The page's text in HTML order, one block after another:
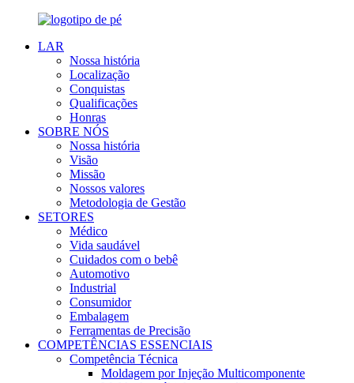
LAR
Nossa história
Localização
Conquistas
Qualificações
Honras
SOBRE NÓS
Nossa história
Visão
Missão
Nossos valores
Metodologia de Gestão
SETORES
Médico
Vida saudável
Cuidados com o bebê
Automotivo
Industrial
Consumidor
Embalagem
Ferramentas de Precisão
COMPETÊNCIAS ESSENCIAIS
Competência Técnica
Moldagem por Injeção Multicomponente